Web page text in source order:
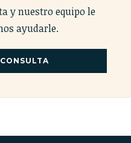
y nuestro equipo le
ayudarle.